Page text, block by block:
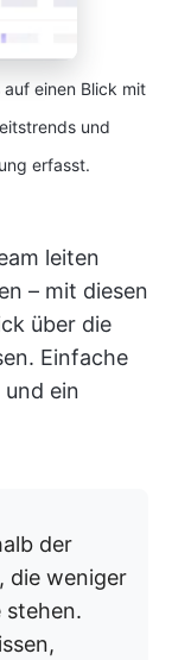
einen Blick mit
und
erfasst.
leiten
– mit diesen
über die
Einfache
ein
der
die weniger
stehen.